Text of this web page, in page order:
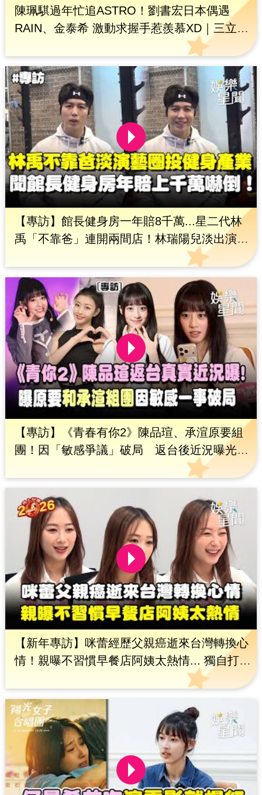
陳珮騏過年忙追ASTRO！劉書宏日本偶遇
RAIN、金泰希 激動求握手惹羨慕XD｜三立娛
【專訪】館長健身房一年賠8千萬...星二代林
禹「不靠爸」連開兩間店！林瑞陽兒淡出演藝
圈投身健身行業 遭問與高雋雅婚姻規劃：重心
【專訪】《青春有你2》陳品瑄、承渲原要組
團！因「敏感爭議」破局 返台後近況曝光
揭露演藝圈遭性騷、恐嚇心路歷程｜三立娛樂
星聞
【新年專訪】咪蕾經歷父親癌逝來台灣轉換心
情！親曝不習慣早餐店阿姨太熱情... 獨自打拚
年收入百萬當老闆！｜三立娛樂星聞